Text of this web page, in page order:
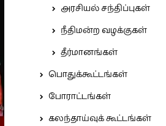
அரசியல் சந்திப்புகள்
நீதிமன்ற வழக்குகள்
தீர்மானங்கள்
பொதுக்கூட்டங்கள்
போராட்டங்கள்
கலந்தாய்வுக் கூட்டங்கள்